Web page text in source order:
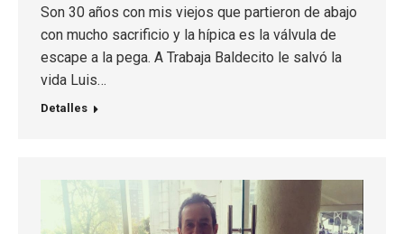
Son 30 años con mis viejos que partieron de abajo
con mucho sacrificio y la hípica es la válvula de
escape a la pega. A Trabaja Baldecito le salvó la
vida Luis…
Detalles